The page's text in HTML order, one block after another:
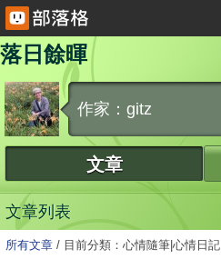
落日餘暉
作家：gitz
文章
文章列表
所有文章 / 目前分類：心情隨筆|心情日記